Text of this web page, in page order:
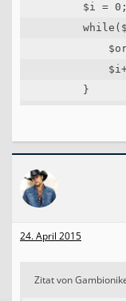
        $i = 0;
        }
        }
24. April 2015
Zitat von